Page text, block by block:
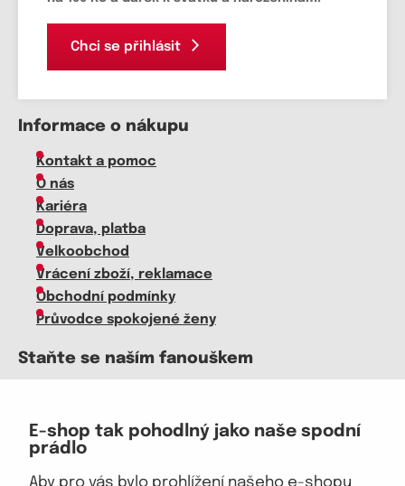
E-shop tak pohodlný jako naše spodní
prádlo
Aby pro vás bylo prohlížení našeho e-shopu
Chci se přihlásit
Informace o nákupu
Kontakt a pomoc
O nás
Kariéra
Doprava, platba
Velkoobchod
Vrácení zboží, reklamace
Obchodní podmínky
Průvodce spokojené ženy
Staňte se naším fanouškem